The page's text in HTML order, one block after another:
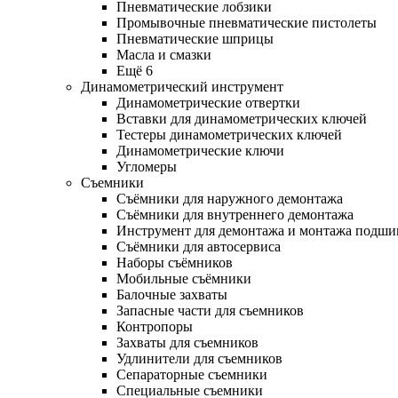
Пневматические лобзики
Промывочные пневматические пистолеты
Пневматические шприцы
Масла и смазки
Ещё 6
Динамометрический инструмент
Динамометрические отвертки
Вставки для динамометрических ключей
Тестеры динамометрических ключей
Динамометрические ключи
Угломеры
Съемники
Съёмники для наружного демонтажа
Съёмники для внутреннего демонтажа
Инструмент для демонтажа и монтажа
Съёмники для автосервиса
Наборы съёмников
Мобильные съёмники
Балочные захваты
Запасные части для съемников
Контропоры
Захваты для съемников
Удлинители для съемников
Сепараторные съемники
Специальные съемники